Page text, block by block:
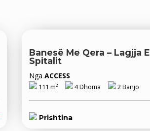
Banesë Me Qera – Lagjja E
Spitalit
NgaACCESS
111 m² 4 Dhoma 2 Banjo
Prishtina